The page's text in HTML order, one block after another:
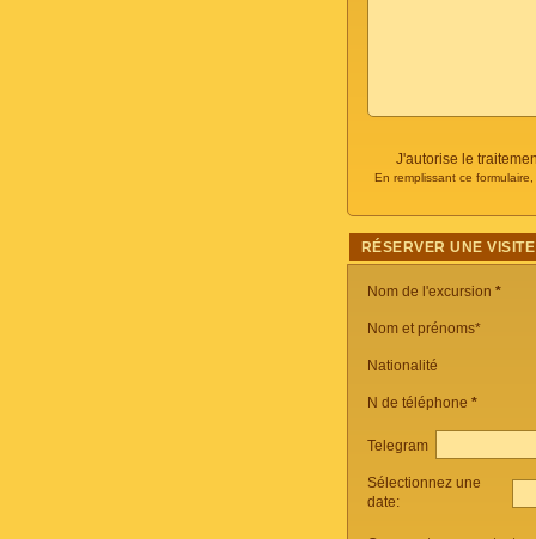
J'autorise le
En remplissant ce
RÉSERVER UNE
Nom de l'excursion *
Nom et prénoms*
Nationalité
N de téléphone *
Telegram
Sélectionnez une
date: